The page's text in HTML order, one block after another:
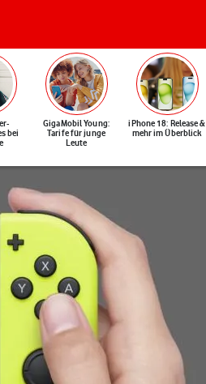
bei
GigaMobil Young:
Tarife für junge
Leute
iPhone 18: Release &
mehr im Überblick